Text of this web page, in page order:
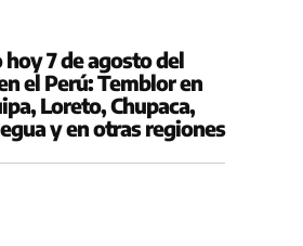
hoy 7 de agosto del
el Perú: Temblor en
Loreto, Chupaca,
y en otras regiones